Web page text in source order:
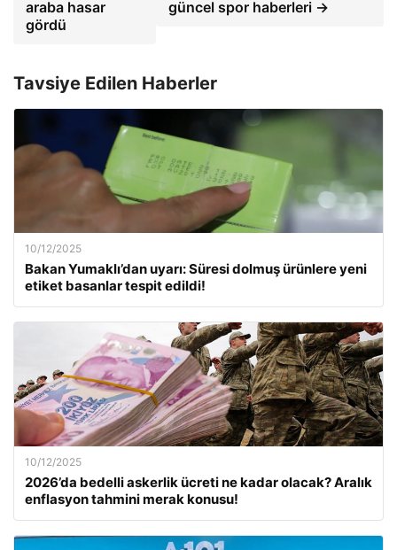
araba hasar
gördü
güncel spor haberleri →
Tavsiye Edilen Haberler
10/12/2025
Bakan Yumaklı’dan uyarı: Süresi dolmuş ürünlere yeni
etiket basanlar tespit edildi!
10/12/2025
2026’da bedelli askerlik ücreti ne kadar olacak? Aralık
enflasyon tahmini merak konusu!